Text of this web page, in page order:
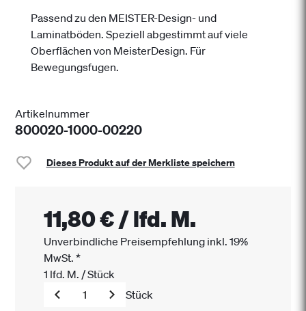
Passend zu den MEISTER-Design- und
Laminatböden. Speziell abgestimmt auf viele
Oberflächen von MeisterDesign. Für
Bewegungsfugen.
Artikelnummer
800020-1000-00220
Dieses Produkt auf der Merkliste speichern
11,80 €/lfd. M.
Unverbindliche Preisempfehlung inkl. 19%
MwSt. *
1 lfd. M. /Stück
Stück